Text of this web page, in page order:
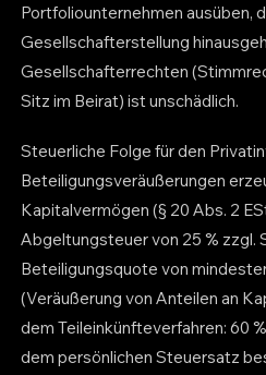
Portfoliounternehmen ausüben,
Gesellschafterstellung
Gesellschafterrechten
Sitz im Beirat) ist unschädlich.
Steuerliche Folge für den
Beteiligungsveräußerungen
Kapitalvermögen (§ 20 Abs. 2
Abgeltungsteuer von 25 % zzgl.
Beteiligungsquote von
(Veräußerung von Anteilen an
dem Teileinkünfteverfahren: 60
dem persönlichen Steuersatz